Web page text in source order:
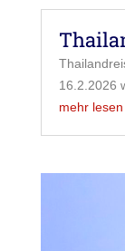
16.2.2026
mehr lesen